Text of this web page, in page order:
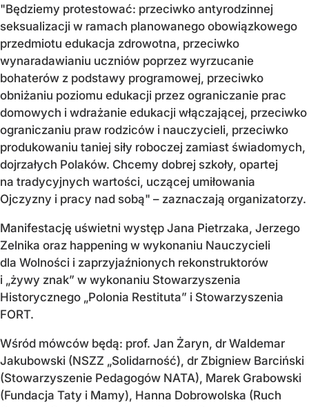
"Będziemy protestować: przeciwko antyrodzinnej
seksualizacji w ramach planowanego obowiązkowego
przedmiotu edukacja zdrowotna, przeciwko
wynaradawianiu uczniów poprzez wyrzucanie
bohaterów z podstawy programowej, przeciwko
obniżaniu poziomu edukacji przez ograniczanie prac
domowych i wdrażanie edukacji włączającej, przeciwko
ograniczaniu praw rodziców i nauczycieli, przeciwko
produkowaniu taniej siły roboczej zamiast świadomych,
dojrzałych Polaków. Chcemy dobrej szkoły, opartej
na tradycyjnych wartości, uczącej umiłowania
Ojczyzny i pracy nad sobą" – zaznaczają organizatorzy.
Manifestację uświetni występ Jana Pietrzaka, Jerzego
Zelnika oraz happening w wykonaniu Nauczycieli
dla Wolności i zaprzyjaźnionych rekonstruktorów
i „żywy znak” w wykonaniu Stowarzyszenia
Historycznego „Polonia Restituta” i Stowarzyszenia
FORT.
Wśród mówców będą: prof. Jan Żaryn, dr Waldemar
Jakubowski (NSZZ „Solidarność), dr Zbigniew Barciński
(Stowarzyszenie Pedagogów NATA), Marek Grabowski
(Fundacja Taty i Mamy), Hanna Dobrowolska (Ruch